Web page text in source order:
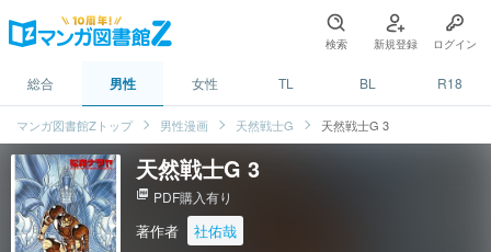
検索 新規登録 ログイン
総合 男性 女性 TL BL R18
マンガ図書館Zトップ 男性漫画 天然戦士G 天然戦士G 3
天然戦士G 3
picture_as_pdf PDF購入有り
著作者 社佑哉